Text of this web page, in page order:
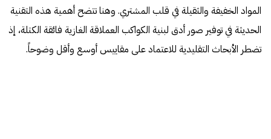
المواد الخفيفة والثقيلة في قلب المشتري. وهنا تتضح أهمية هذه التقنية
الحديثة في توفير صور أدق لبنية الكواكب العملاقة الغازية فائقة الكتلة، إذ
تضطر الأبحاث التقليدية للاعتماد على مقاييس أوسع وأقل وضوحاً.